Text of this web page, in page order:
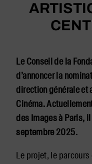
Le Conseil de la
d’annoncer la
direction générale et
Cinéma.
des Images à Paris,
septembre 2025.
Le projet, le